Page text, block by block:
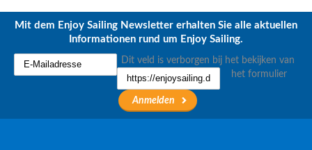
Mit dem Enjoy Sailing Newsletter erhalten Sie alle aktuellen
Informationen rund um Enjoy Sailing.
Dit veld is verborgen bij het bekijken van
het formulier